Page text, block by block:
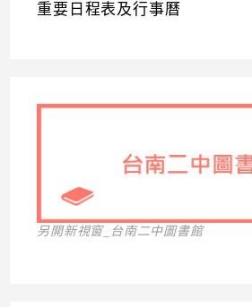
重要日程表及行事曆
另開新視窗_台南二中圖書館